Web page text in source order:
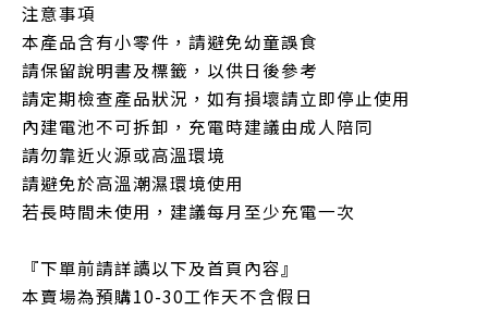
注意事項
本產品含有小零件，請避免幼童誤食
請保留說明書及標籤，以供日後參考
請定期檢查產品狀況，如有損壞請立即停止使用
內建電池不可拆卸，充電時建議由成人陪同
請勿靠近火源或高溫環境
請避免於高溫潮濕環境使用
若長時間未使用，建議每月至少充電一次
『下單前請詳讀以下及首頁內容』
本賣場為預購10-30工作天不含假日